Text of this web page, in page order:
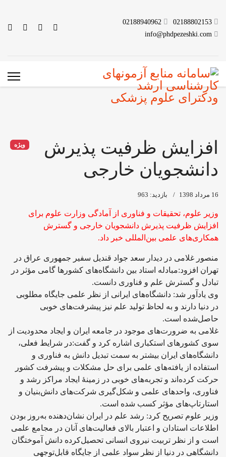
02188802153
02188940962
info@phdpezeshki.com
ویژه
افزایش ظرفیت پذیرش
دانشجویان خارجی
16 مرداد 1398 بازدید: 963
وزیر علوم، تحقیقات و فناوری از آمادگی وزارت علوم برای
افزایش ظرفیت پذیرش دانشجویان خارجی و گسترش
همکاری‌های علمی بین‌المللی خبر داد.
منصور غلامی در دیدار سعد جواد قندیل سفیر جمهوری عراق در
تهران افزود:مبادله استاد بین دانشگاه‌های کشورها گامی مؤثر در
تبادل و گسترش علم و فناوری دانست.
وی یادآور شد: دانشگاه‌های ایرانی از نظر علمی جایگاه مطلوبی
در دنیا دارند و به لحاظ تولید علم نیز پیشرفت‌های خوبی
حاصل‌شده است.
غلامی به ضرورت‌های موجود در جامعه ایران و ایجاد محدودیت از
سوی کشورهای استکباری اشاره کرد و گفت:در شرایط فعلی،
دانشگاه‌های ایران بیشتر به سمت تبدیل دانش به فناوری و
استفاده از یافته‌های علمی برای حل مشکلات و پیشرفت کشور
حرکت کرده‌اند و تجربه‌های خوبی در زمینهٔ ایجاد مراکز رشد و
فناوری، واحدهای علمی و شکل‌گیری شرکت‌های دانش‌بنیان و
استارتاپ‌های مؤثر کسب شده است.
وزیر علوم تصریح کرد: رشد علم در ایران نشان‌دهنده به‌روز بودن
اطلاعات استادان و اعتبار بالای فعالیت‌های آنان در مجامع علمی
است و از نظر تربیت نیروی انسانی تحصیل‌کرده دانش آموختگان
دانشگاهی در دنیا از نظر سواد علمی از جایگاه قابل‌توجهی